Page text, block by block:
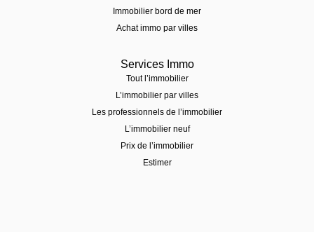
Immobilier bord de mer
Achat immo par villes
Services Immo
Tout l’immobilier
L’immobilier par villes
Les professionnels de l’immobilier
L’immobilier neuf
Prix de l’immobilier
Estimer